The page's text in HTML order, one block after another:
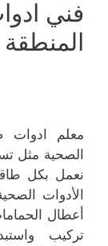
فني
معلم ادوات
الصحية مثل
نعمل بكل
الأدوات
أعطال
تركيب